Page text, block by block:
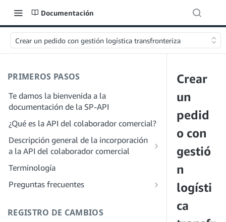
Documentación
Crear un pedido con gestión logística transfronteriza
PRIMEROS PASOS
Te damos la bienvenida a la
documentación de la SP-API
¿Qué es la API del colaborador comercial?
Descripción general de la incorporación
a la API del colaborador comercial
Incorporación como desarrollador
Incorporación como proveedor de
servicios
y permisos para proveedores de
Terminología
Preguntas frecuentes
SP-API
REGISTRO DE CAMBIOS
Crear
un
pedid
o con
gestió
n
logísti
ca